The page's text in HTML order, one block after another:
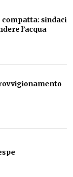
compatta: sindaci
l’acqua